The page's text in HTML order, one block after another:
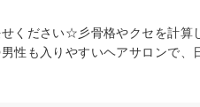
ください☆彡骨格やクセを計算
性も入りやすいヘアサロンで、